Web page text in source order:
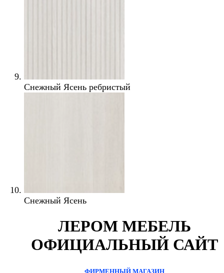
Снежный Ясень ребристый
Снежный Ясень
ЛЕРОМ МЕБЕЛЬ
ОФИЦИАЛЬНЫЙ САЙТ
ФИРМЕННЫЙ МАГАЗИН